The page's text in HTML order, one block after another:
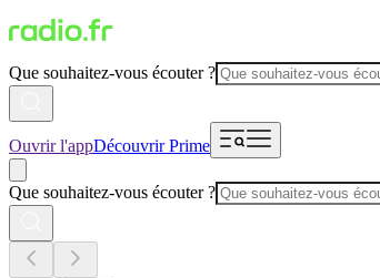
Que souhaitez-vous écouter ?
Ouvrir l'appDécouvrir Prime
Que souhaitez-vous écouter ?